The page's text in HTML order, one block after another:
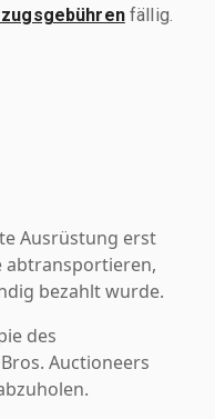
fällig.
Ausrüstung erst
abtransportieren,
bezahlt wurde.
des
Auctioneers